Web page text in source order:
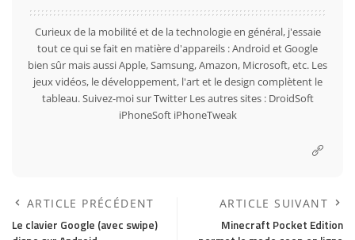
Curieux de la mobilité et de la technologie en général, j'essaie
tout ce qui se fait en matière d'appareils : Android et Google
bien sûr mais aussi Apple, Samsung, Amazon, Microsoft, etc. Les
jeux vidéos, le développement, l'art et le design complètent le
tableau. Suivez-moi surTwitterLes autres sites : DroidSoft
iPhoneSoft iPhoneTweak
ARTICLE PRÉCÉDENT
Le clavier Google (avec swipe)
ARTICLE SUIVANT
Minecraft Pocket Edition